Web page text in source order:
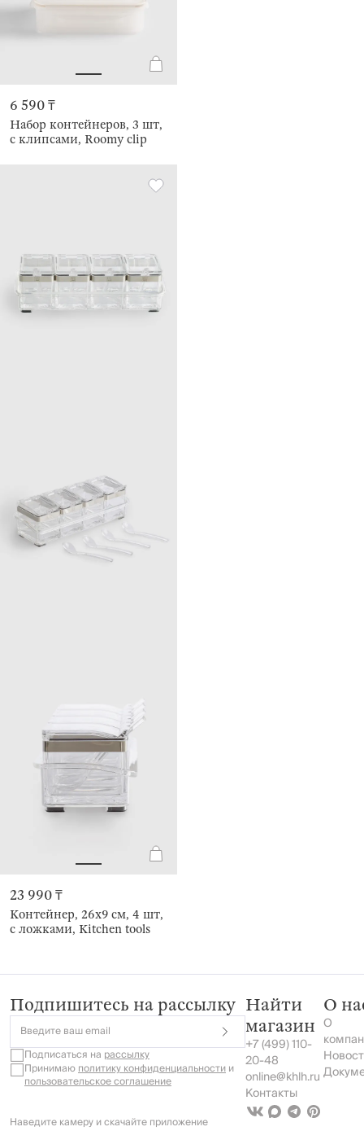
6 590 ₸
Набор контейнеров, 3 шт,
с клипсами, Roomy clip
23 990 ₸
Контейнер, 26х9 см, 4 шт,
с ложками, Kitchen tools
Подпишитесь на рассылку
Введите ваш email
Подписаться на рассылку
Принимаюполитику конфиденциальностии
пользовательское соглашение
Наведите камеру и скачайте приложение
Найти
магазин
+7 (499) 110-
20-48
online@khlh.ru
Контакты
О
О